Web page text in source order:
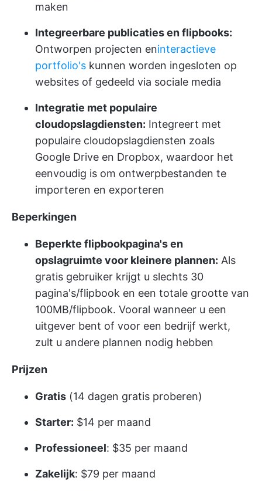
maken
Integreerbare publicaties en flipbooks:
Ontworpen projecten eninteractieve
portfolio's kunnen worden ingesloten op
websites of gedeeld via sociale media
Integratie met populaire
cloudopslagdiensten: Integreert met
populaire cloudopslagdiensten zoals
Google Drive en Dropbox, waardoor het
eenvoudig is om ontwerpbestanden te
importeren en exporteren
Beperkingen
Beperkte flipbookpagina's en
opslagruimte voor kleinere plannen: Als
gratis gebruiker krijgt u slechts 30
pagina's/flipbook en een totale grootte van
100MB/flipbook. Vooral wanneer u een
uitgever bent of voor een bedrijf werkt,
zult u andere plannen nodig hebben
Prijzen
Gratis (14 dagen gratis proberen)
Starter: $14 per maand
Professioneel: $35 per maand
Zakelijk: $79 per maand